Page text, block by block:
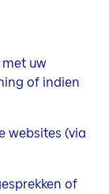
uw
of indien
websites (via
of